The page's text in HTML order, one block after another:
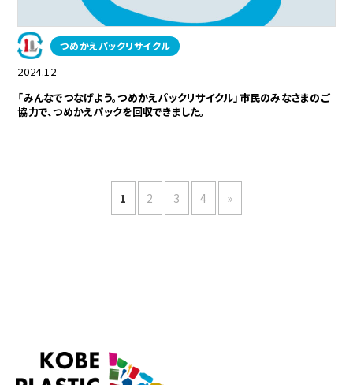
つめかえパックリサイクル
2024.12
「みんなでつなげよう。つめかえパックリサイクル」市民のみなさまのご
協力で、つめかえパックを回収できました。
1 2 3 4 »